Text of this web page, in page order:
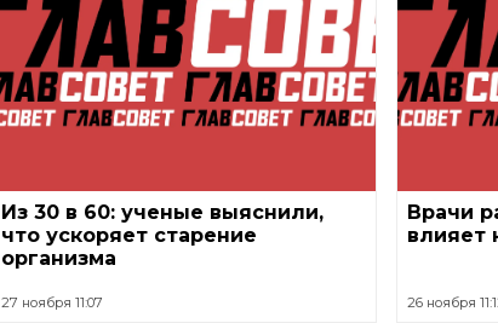
Из 30 в 60: ученые выяснили,
что ускоряет старение
организма
27 ноября 11:07
Врачи
влияет
26 ноября